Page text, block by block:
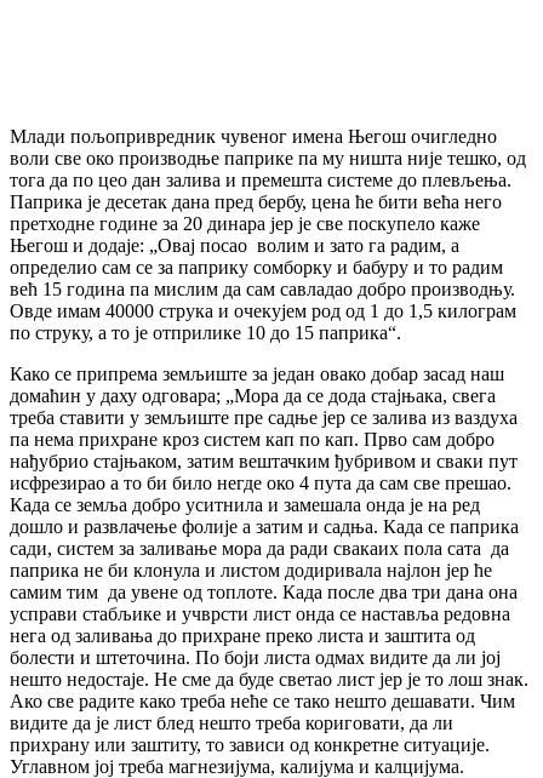
Млади пољопривредник чувеног имена Његош очигледно
воли све око производње паприке па му ништа није тешко, од
тога да по цео дан залива и премешта системе до плевљења.
Паприка је десетак дана пред бербу, цена ће бити већа него
претходне године за 20 динара јер је све поскупело каже
Његош и додаје: „Овај посао волим и зато га радим, а
определио сам се за паприку сомборку и бабуру и то радим
већ 15 година па мислим да сам савладао добро производњу.
Овде имам 40000 струка и очекујем род од 1 до 1,5 килограм
по струку, а то је отприлике 10 до 15 паприка“.
Како се припрема земљиште за један овако добар засад наш
домаћин у даху одговара; „Мора да се дода стајњака, свега
треба ставити у земљиште пре садње јер се залива из ваздуха
па нема прихране кроз систем кап по кап. Прво сам добро
нађубрио стајњаком, затим вештачким ђубривом и сваки пут
исфрезирао а то би било негде око 4 пута да сам све прешао.
Када се земља добро уситнила и замешала онда је на ред
дошло и развлачење фолије а затим и садња. Када се паприка
сади, систем за заливање мора да ради свакаих пола сата да
паприка не би клонула и листом додиривала најлон јер ће
самим тим да увене од топлоте. Када после два три дана она
усправи стабљике и учврсти лист онда се наставља редовна
нега од заливања до прихране преко листа и заштита од
болести и штеточина. По боји листа одмах видите да ли јој
нешто недостаје. Не сме да буде светао лист јер је то лош знак.
Ако све радите како треба неће се тако нешто дешавати. Чим
видите да је лист блед нешто треба кориговати, да ли
прихрану или заштиту, то зависи од конкретне ситуације.
Углавном јој треба магнезијума, калијума и калцијума.